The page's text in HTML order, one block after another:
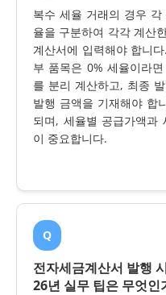
복수 세율 거래의 경우
율을 구분하여 각각 계산
계산서에 입력해야 합니
부 품목은 0% 세율이라
를 분리 계산하고, 최종
발행 금액을 기재해야 합
되며, 세율별 공급가액과
이 중요합니다.
Q
전자세금계산서 발행
26년 실무 팁은 무엇인